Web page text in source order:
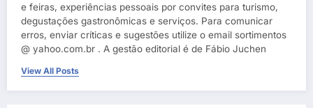
e feiras, experiências pessoais por convites para turismo,
degustações gastronômicas e serviços. Para comunicar
erros, enviar críticas e sugestões utilize o email sortimentos
@ yahoo.com.br . A gestão editorial é de Fábio Juchen
View All Posts